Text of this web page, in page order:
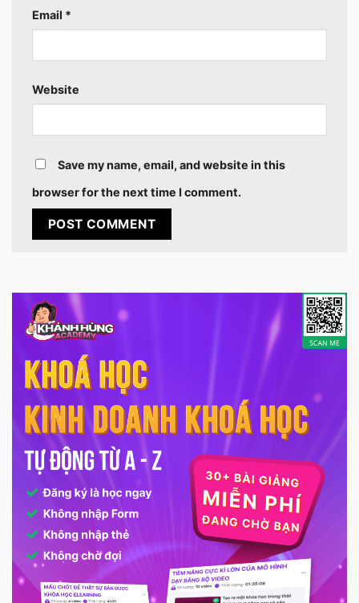
Email *
Website
Save my name, email, and website in this
browser for the next time I comment.